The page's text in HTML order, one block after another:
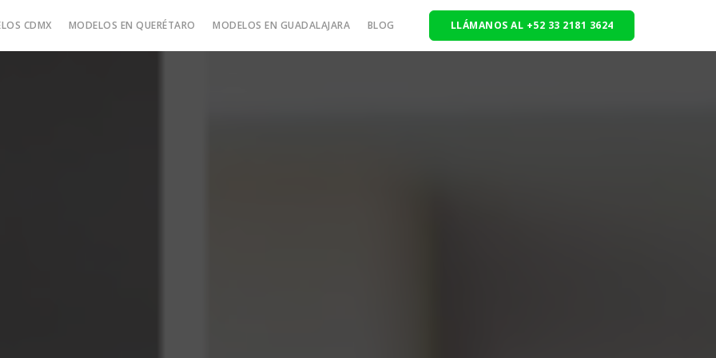
CDMX MODELOS EN QUERÉTARO MODELOS EN GUADALAJARA BLOG LLÁMANOS AL +52 33 2181 3624